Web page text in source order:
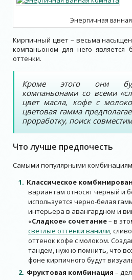
Энергичная
Кирпичный цвет – весьма
компаньоном для него
оттенки.
Кроме этого они
компаньонами со всеми
цвет масла, кофе с
цветовая гамма
проработку, поиск
Что лучше предпочесть
Самыми популярными
Классическое
вариантам относят черный и
используется черно-белая
интерьера в авангардном и
«Сладкое» сочетание– в
светлые оттенки ванили,
оттенок кофе с молоком.
тандем, нужно помнить, что
фоне кирпичного будут
Фруктовая комбинация –